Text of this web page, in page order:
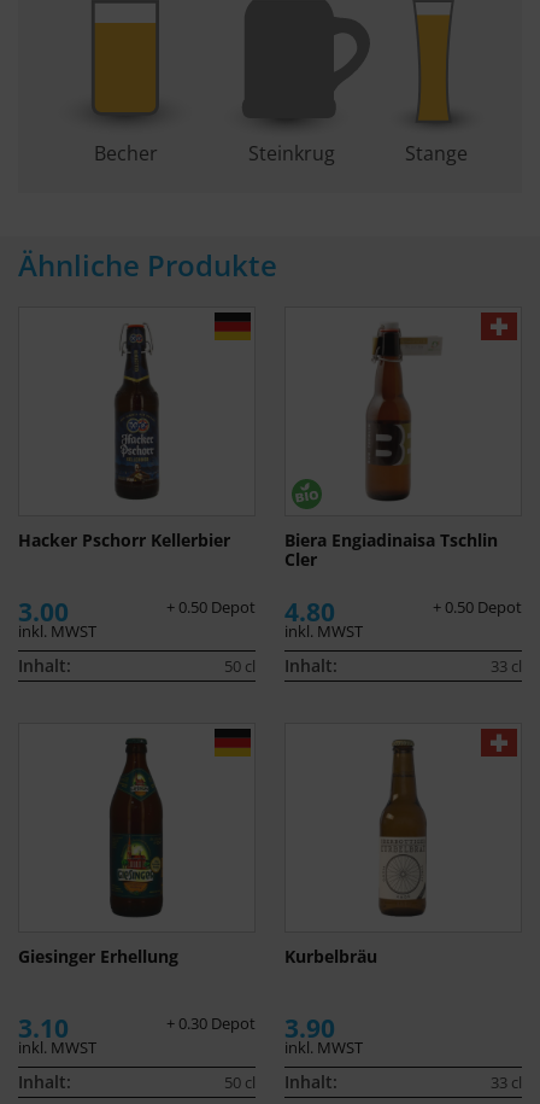
Becher Steinkrug Stange
Ähnliche Produkte
Hacker Pschorr Kellerbier
3.00
+ 0.50 Depot
inkl. MWST
Inhalt: 50 cl
Biera Engiadinaisa Tschlin
Cler
4.80
+ 0.50 Depot
inkl. MWST
Inhalt: 33 cl
Giesinger Erhellung
3.10
+ 0.30 Depot
inkl. MWST
Inhalt: 50 cl
Kurbelbräu
3.90
inkl. MWST
Inhalt: 33 cl